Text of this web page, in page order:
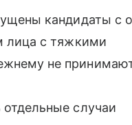
кандидаты с
лица с тяжкими
не
случаи